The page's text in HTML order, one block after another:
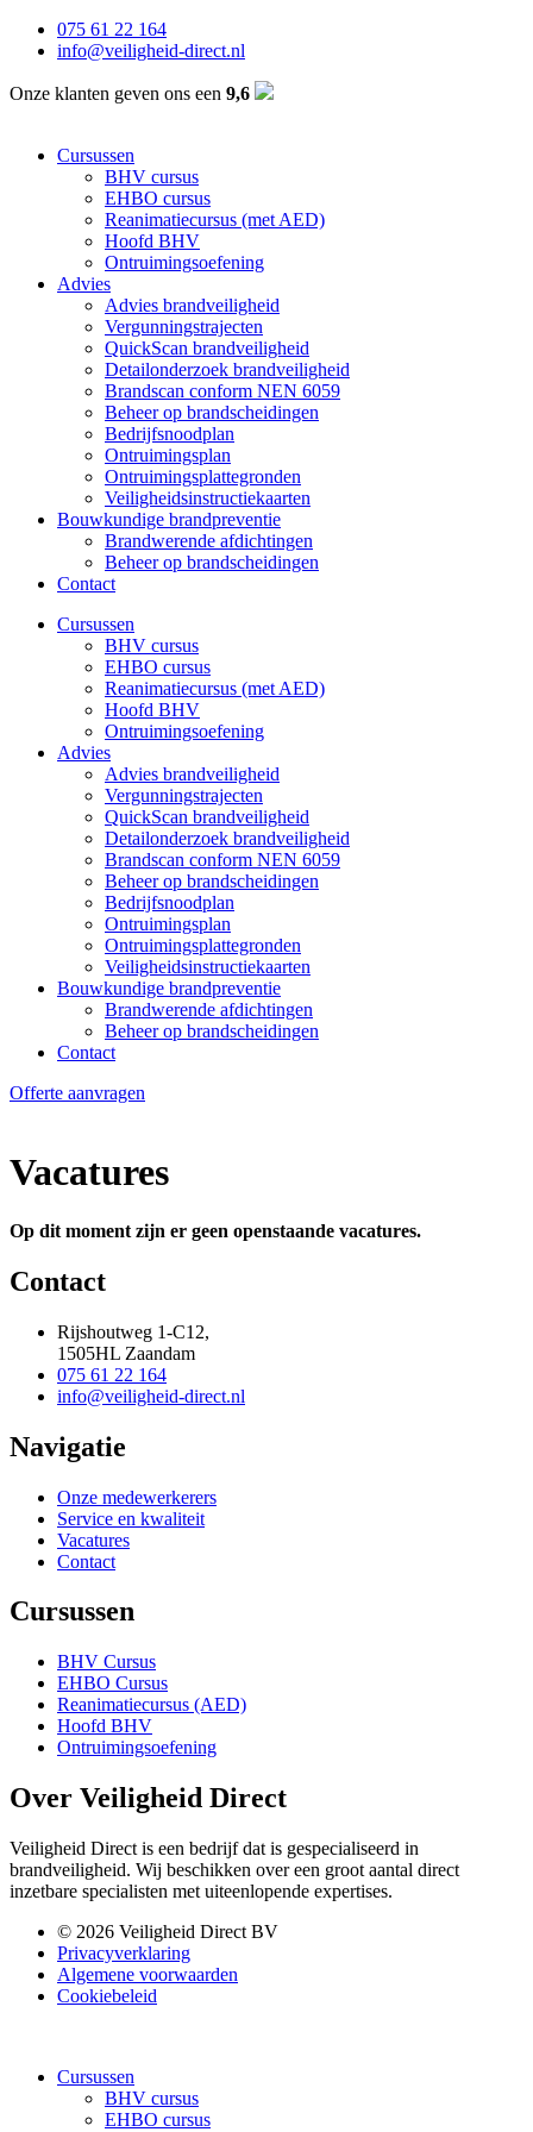
075 61 22 164
info@veiligheid-direct.nl
Onze klanten geven ons een 9,6
Cursussen
BHV cursus
EHBO cursus
Reanimatiecursus (met AED)
Hoofd BHV
Ontruimingsoefening
Advies
Advies brandveiligheid
Vergunningstrajecten
QuickScan brandveiligheid
Detailonderzoek brandveiligheid
Brandscan conform NEN 6059
Beheer op brandscheidingen
Bedrijfsnoodplan
Ontruimingsplan
Ontruimingsplattegronden
Veiligheidsinstructiekaarten
Bouwkundige brandpreventie
Brandwerende afdichtingen
Beheer op brandscheidingen
Contact
Cursussen
BHV cursus
EHBO cursus
Reanimatiecursus (met AED)
Hoofd BHV
Ontruimingsoefening
Advies
Advies brandveiligheid
Vergunningstrajecten
QuickScan brandveiligheid
Detailonderzoek brandveiligheid
Brandscan conform NEN 6059
Beheer op brandscheidingen
Bedrijfsnoodplan
Ontruimingsplan
Ontruimingsplattegronden
Veiligheidsinstructiekaarten
Bouwkundige brandpreventie
Brandwerende afdichtingen
Beheer op brandscheidingen
Contact
Offerte aanvragen
Vacatures
Op dit moment zijn er geen openstaande vacatures.
Contact
Rijshoutweg 1-C12,
1505HL Zaandam
075 61 22 164
info@veiligheid-direct.nl
Navigatie
Onze medewerkerers
Service en kwaliteit
Vacatures
Contact
Cursussen
BHV Cursus
EHBO Cursus
Reanimatiecursus (AED)
Hoofd BHV
Ontruimingsoefening
Over Veiligheid Direct
Veiligheid Direct is een bedrijf dat is gespecialiseerd in
brandveiligheid. Wij beschikken over een groot aantal direct
inzetbare specialisten met uiteenlopende expertises.
© 2026 Veiligheid Direct BV
Privacyverklaring
Algemene voorwaarden
Cookiebeleid
Cursussen
BHV cursus
EHBO cursus